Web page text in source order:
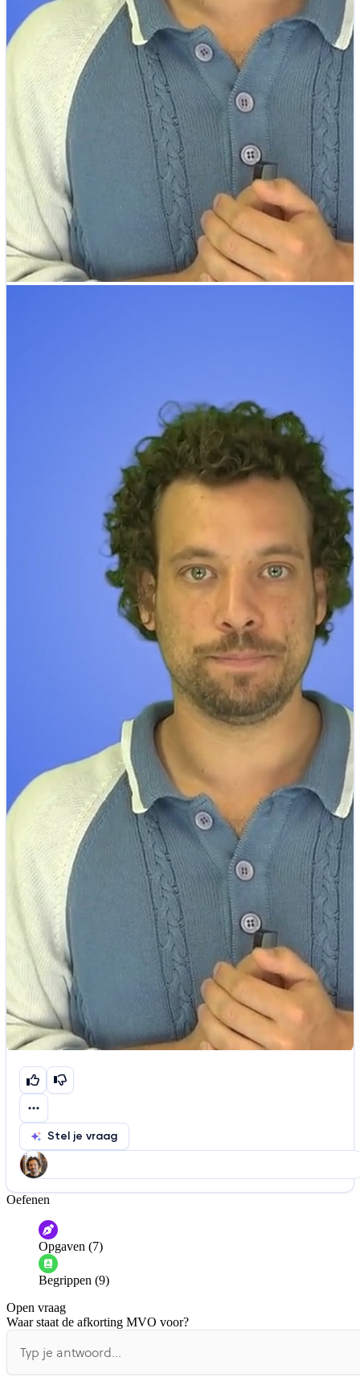
Stel je vraag
Help ons de video te verbeteren
De audio is slecht
Informatie is onjuist
De docent is te langdradig
De uitleg gaat te langzaam
Oefenen
Opgaven (7)
Begrippen (9)
Open vraag
Waar staat de afkorting MVO voor?